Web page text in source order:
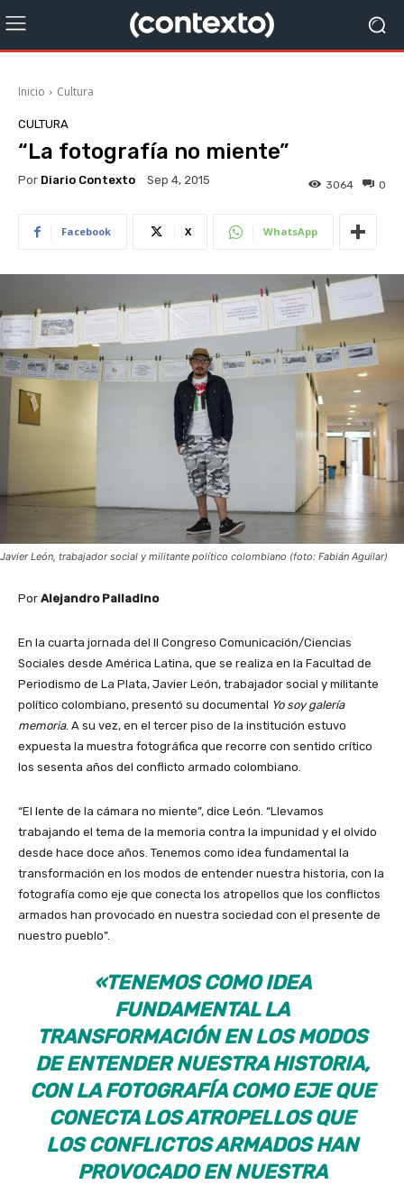
Inicio Cultura
CULTURA
“La fotografía no miente”
Por Diario Contexto Sep 4, 2015 0
3064
Facebook X WhatsApp
Javier León, trabajador social y militante político colombiano (foto: Fabián Aguilar)
Por Alejandro Palladino
En la cuarta jornada del II Congreso Comunicación/Ciencias
Sociales desde América Latina, que se realiza en la Facultad de
Periodismo de La Plata, Javier León, trabajador social y militante
político colombiano, presentó su documental Yo soy galería
memoria. A su vez, en el tercer piso de la institución estuvo
expuesta la muestra fotográfica que recorre con sentido crítico
los sesenta años del conflicto armado colombiano.
“El lente de la cámara no miente”, dice León. “Llevamos
trabajando el tema de la memoria contra la impunidad y el olvido
desde hace doce años. Tenemos como idea fundamental la
transformación en los modos de entender nuestra historia, con la
fotografía como eje que conecta los atropellos que los conflictos
armados han provocado en nuestra sociedad con el presente de
nuestro pueblo”.
«TENEMOS COMO IDEA
FUNDAMENTAL LA
TRANSFORMACIÓN EN LOS MODOS
DE ENTENDER NUESTRA HISTORIA,
CON LA FOTOGRAFÍA COMO EJE QUE
CONECTA LOS ATROPELLOS QUE
LOS CONFLICTOS ARMADOS HAN
PROVOCADO EN NUESTRA